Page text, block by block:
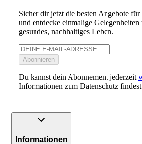
Sicher dir jetzt die besten Angebote
und entdecke einmalige
gesundes, nachhaltiges Leben.
Abonnieren
Du kannst dein Abonnement jederzeit
Informationen zum Datenschutz
Informationen